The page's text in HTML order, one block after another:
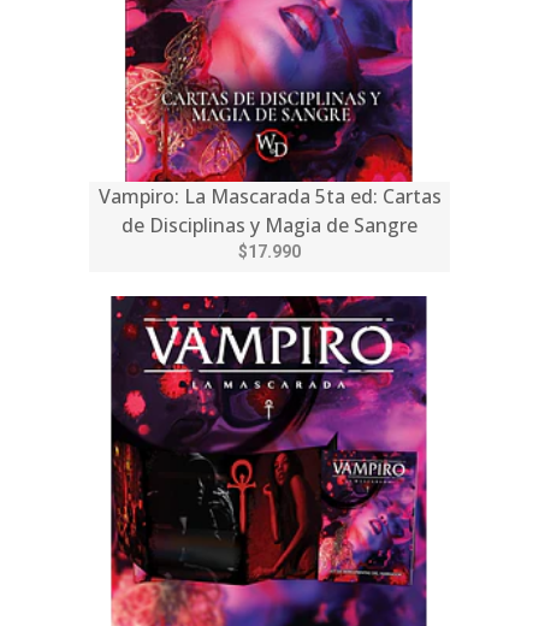
Vampiro: La Mascarada 5ta ed: Cartas
de Disciplinas y Magia de Sangre
$17.990